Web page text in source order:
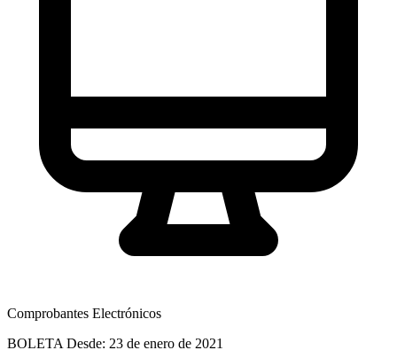
Comprobantes Electrónicos
BOLETA Desde: 23 de enero de 2021